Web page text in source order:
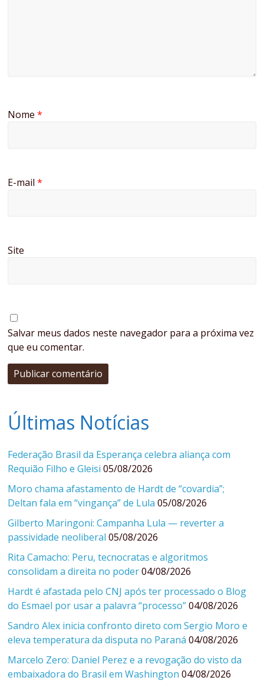
Nome*
E-mail*
Site
Salvar meus dados neste navegador para a próxima vez
que eu comentar.
Últimas Notícias
Federação Brasil da Esperança celebra aliança com
Requião Filho e Gleisi 05/08/2026
Moro chama afastamento de Hardt de “covardia”;
Deltan fala em “vingança” de Lula 05/08/2026
Gilberto Maringoni: Campanha Lula — reverter a
passividade neoliberal 05/08/2026
Rita Camacho: Peru, tecnocratas e algoritmos
consolidam a direita no poder 04/08/2026
Hardt é afastada pelo CNJ após ter processado o Blog
do Esmael por usar a palavra “processo” 04/08/2026
Sandro Alex inicia confronto direto com Sergio Moro e
eleva temperatura da disputa no Paraná 04/08/2026
Marcelo Zero: Daniel Perez e a revogação do visto da
embaixadora do Brasil em Washington 04/08/2026